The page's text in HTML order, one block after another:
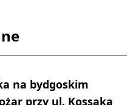
na bydgoskim
przy ul. Kossaka